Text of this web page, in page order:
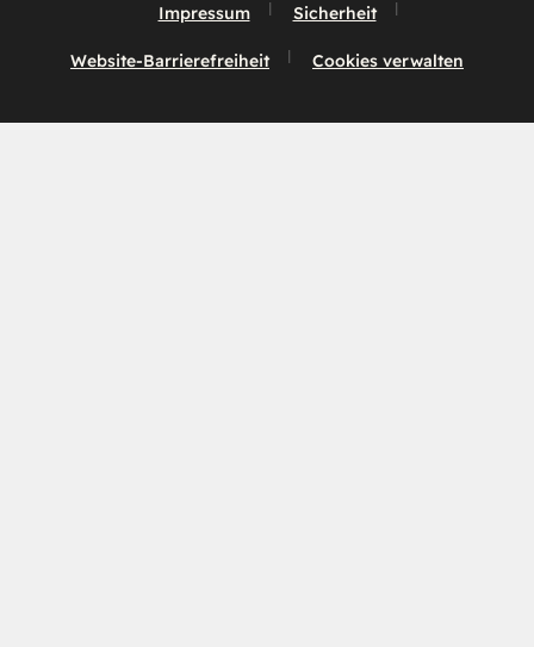
Impressum Sicherheit
Website-Barrierefreiheit Cookies verwalten